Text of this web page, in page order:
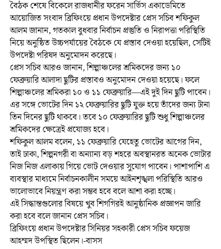
বৈঠক শেষে বিকেলে রাজধানীর ফরেন সার্ভিস একাডেমিতে
আয়োজিত সংবাদ ব্রিফিংয়ে প্রধান উপদেষ্টার প্রেস সচিব শফিকুল
আলম জানান, গতকাল বুধবার নির্বাচন প্রস্তুতি ও নিরাপত্তা পরিস্থিতি
নিয়ে অনুষ্ঠিত উচ্চপর্যায়ের বৈঠকে যে প্রস্তাব দেওয়া হয়েছিল, সেটিই
উপদেষ্টা পরিষদ অনুমোদন করেছে।
প্রেস সচিব আরও জানান, শিল্পাঞ্চলের শ্রমিকদের জন্য ১০
ফেব্রুয়ারি আলাদা ছুটির প্রস্তাবও অনুমোদন দেওয়া হয়েছে। ফলে
শিল্পাঞ্চলের শ্রমিকরা ১০ ও ১১ ফেব্রুয়ারি—এই দুই দিন ছুটি পাবেন।
এর সঙ্গে ভোটের দিন ১২ ফেব্রুয়ারির ছুটি যুক্ত হয়ে তাঁদের জন্য টানা
তিন দিনের ছুটি থাকবে। তবে ১০ ফেব্রুয়ারির ছুটি শুধু শিল্পাঞ্চলের
শ্রমিকদের ক্ষেত্রেই প্রযোজ্য হবে।
শফিকুল আলম বলেন, ১১ ফেব্রুয়ারি যেহেতু ভোটের আগের দিন,
তাই ঢাকা, শিল্পনগরী বা অন্যান্য বড় শহরে অবস্থানরত অনেক ভোটার
নিজ নিজ এলাকায় গিয়ে ভোট দেওয়ার সুযোগ পাবেন। পাশাপাশি এ
ব্যবস্থার মাধ্যমে নির্বাচনকালীন সময়ে আইনশৃঙ্খলা পরিস্থিতি আরও
ভালোভাবে নিয়ন্ত্রণ করা সম্ভব হবে বলে আশা করা হচ্ছে।
এই সিদ্ধান্তগুলোর বিষয়ে খুব শিগগিরই আনুষ্ঠানিক প্রজ্ঞাপন জারি
করা হবে বলে জানান প্রেস সচিব।
ব্রিফিংয়ে প্রধান উপদেষ্টার সিনিয়র সহকারী প্রেস সচিব ফয়েজ
আহম্মদ উপস্থিত ছিলেন।-বাসস